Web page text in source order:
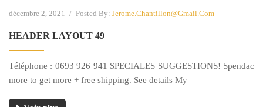
décembre 2, 2021 / Posted By: Jerome.chantillon@gmail.com
HEADER LAYOUT 49
Téléphone : 0693 926 941 SPECIALES SUGGESTIONS! Spendac
more to get more + free shipping. See details My